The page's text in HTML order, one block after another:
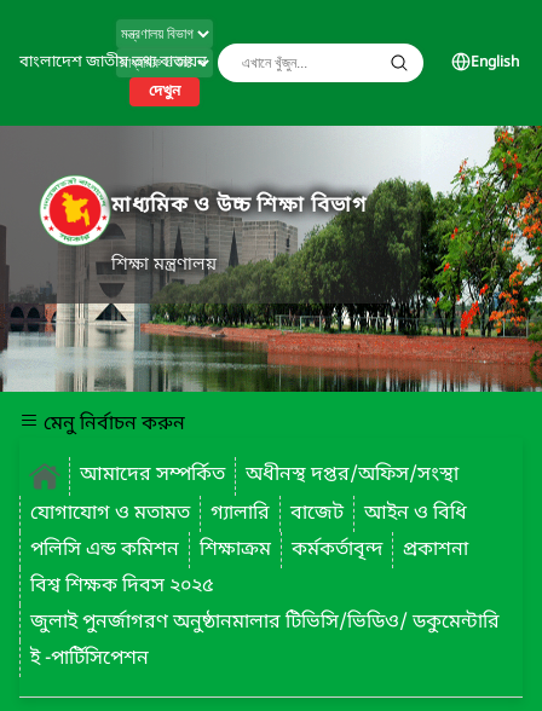
বাংলাদেশ জাতীয় তথ্য বাতায়ন
দেখুন
English
মাধ্যমিক ও উচ্চ শিক্ষা বিভাগ
শিক্ষা মন্ত্রণালয়
মেনু নির্বাচন করুন
আমাদের সম্পর্কিত
অধীনস্থ দপ্তর/অফিস/সংস্থা
যোগাযোগ ও মতামত
গ্যালারি বাজেট
আইন ও বিধি
পলিসি এন্ড কমিশন
শিক্ষাক্রম কর্মকর্তাবৃন্দ
প্রকাশনা
বিশ্ব শিক্ষক দিবস ২০২৫
জুলাই পুনর্জাগরণ অনুষ্ঠানমালার টিভিসি/ভিডিও/ ডকুমেন্টারি
ই -পার্টিসিপেশন